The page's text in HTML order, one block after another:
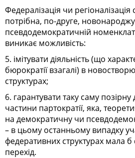
Федералізація чи
потрібна, по-друге,
псевдодемократичній
виникає можливість:
5. імітувати діяльність (що
бюрократії взагалі) в
структурах;
6. гарантувати таку саму позірну
частини партократії, яка,
на демократичну чи
– в цьому останньому випадку
федеративних структурах мала б
перехід.